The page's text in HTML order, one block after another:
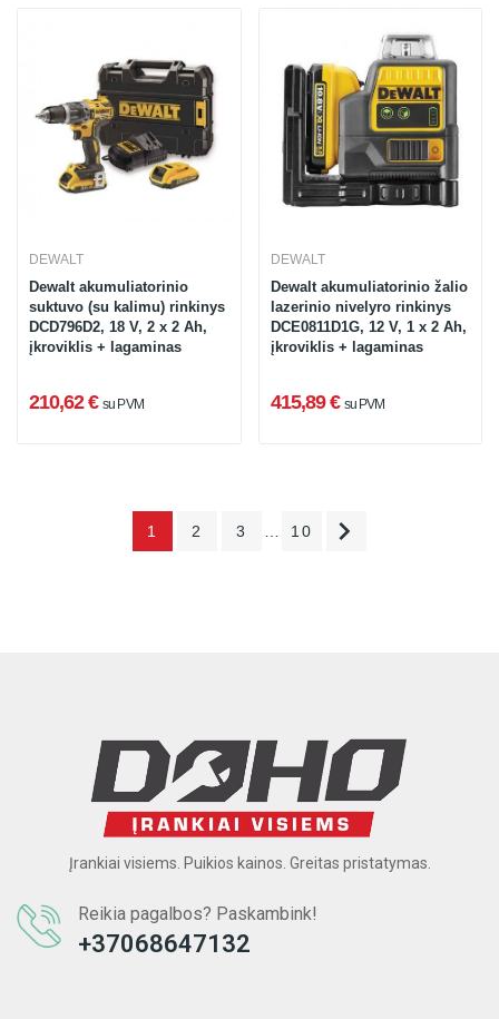
DEWALT
Dewalt akumuliatorinio
suktuvo (su kalimu) rinkinys
DCD796D2, 18 V, 2 x 2 Ah,
įkroviklis + lagaminas
210,62 € su PVM
DEWALT
Dewalt akumuliatorinio žalio
lazerinio nivelyro rinkinys
DCE0811D1G, 12 V, 1 x 2 Ah,
įkroviklis + lagaminas
415,89 € su PVM
1 2 3 10 
Įrankiai visiems. Puikios kainos. Greitas pristatymas.
Reikia pagalbos? Paskambink!
+37068647132